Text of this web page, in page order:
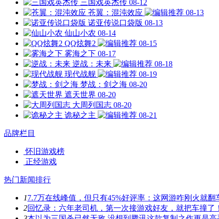
三国戏英杰传 08-12
苍翼：混沌效应
08-13
诺亚传说口袋版 08-13
仙山小农 08-14
QQ炫舞2
08-15
雾海之下 08-17
逆战：未来
08-18
现代战舰
08-19
梦战：剑之海 08-20
遮天世界 08-20
大周列国志 08-20
诡秘之主
08-21
品牌栏目
怀旧游戏榜
正经游戏
热门新闻排行
17.7万在线峰值，但只有45%好评率：这网游咋刚火就翻
2回忆录：六年老司机，第一次接游戏好友，就把车撞了！